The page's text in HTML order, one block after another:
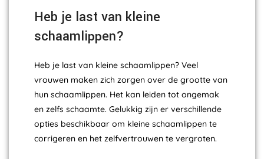
Heb je last van kleine
schaamlippen?
Heb je last van kleine schaamlippen? Veel
vrouwen maken zich zorgen over de grootte van
hun schaamlippen. Het kan leiden tot ongemak
en zelfs schaamte. Gelukkig zijn er verschillende
opties beschikbaar om kleine schaamlippen te
corrigeren en het zelfvertrouwen te vergroten.